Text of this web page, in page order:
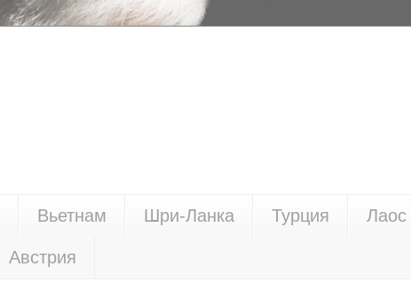
Вьетнам Шри-Ланка Турция Лаос
Австрия